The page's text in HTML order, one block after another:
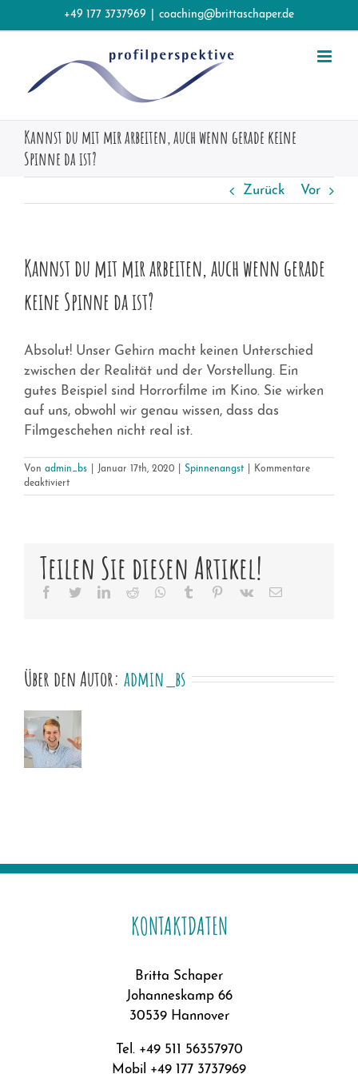
Inhalt
+49 177 3737969 coaching@brittaschaper.de
Kannst du mit mir arbeiten, auch wenn gerade keine
Spinne da ist?
Zurück Vor
Kannst du mit mir arbeiten, auch wenn gerade
keine Spinne da ist?
Absolut! Unser Gehirn macht keinen Unterschied
zwischen der Realität und der Vorstellung. Ein
gutes Beispiel sind Horrorfilme im Kino. Sie wirken
auf uns, obwohl wir genau wissen, dass das
Filmgeschehen nicht real ist.
Von admin_bs Januar 17th, 2020 Spinnenangst
Kommentare
deaktiviertfür
Kannst
arbeiten,
auch
gerade
Teilen Sie diesen Artikel!
Facebook
TwitterLinkedIn
Reddit Whatsapp
Tumblr Pinterest
Vk Email
Über den Autor: admin_bs
KONTAKTDATEN
Britta Schaper
Johanneskamp 66
30539 Hannover
Tel. +49 511 56357970
Mobil +49 177 3737969